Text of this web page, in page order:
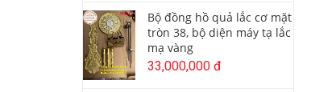
Bộ đồng hồ quả lắc cơ mặt
tròn 38, bộ diện máy tạ lắc
mạ vàng
33,000,000 đ